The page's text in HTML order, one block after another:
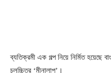
ব্যতিক্রমী এক গল্প নিয়ে নির্মিত হয়েছে
চলচ্চিত্র ‘মীনালাপ’।